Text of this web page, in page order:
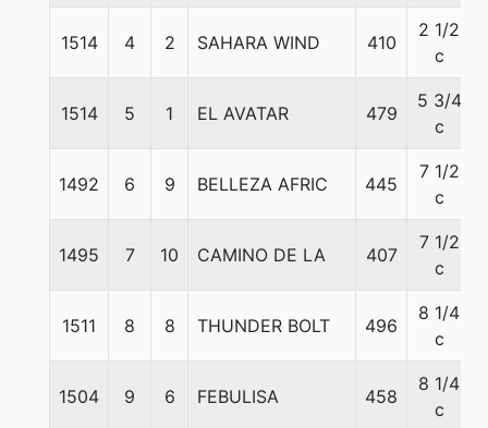
1514 4 2 SAHARA WIND 410
2 1/2
c
1514 5 1 EL AVATAR 479
5 3/4
c
1492 6 9 BELLEZA AFRIC 445
7 1/2
c
1495 7 10 CAMINO DE LA 407
7 1/2
c
1511 8 8 THUNDER BOLT 496
8 1/4
c
1504 9 6 FEBULISA 458
8 1/4
c